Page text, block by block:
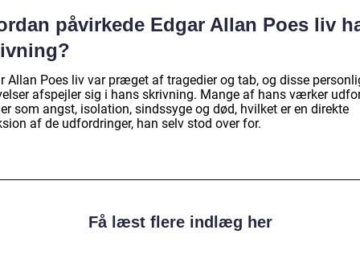
påvirkede Edgar Allan Poes liv
Allan Poes liv var præget af tragedier og tab, og disse
afspejler sig i hans skrivning. Mange af hans værker
som angst, isolation, sindssyge og død, hvilket er en direkte
af de udfordringer, han selv stod over for.
Få læst flere indlæg her